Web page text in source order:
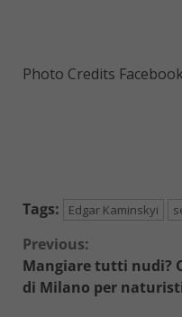
Photo Credits
Tags: Edgar Kaminskyi
Continue
Reading
Previous:
Mangiare tutti nudi?
di Milano per